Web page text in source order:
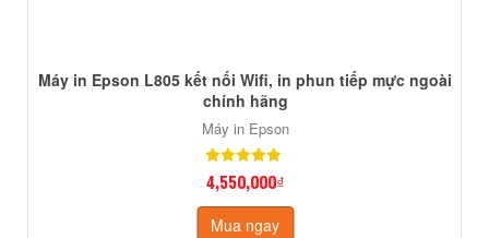
Máy in Epson L805 kết nối Wifi, in phun tiếp mực ngoài
chính hãng
Máy in Epson
4,550,000₫
Mua ngay